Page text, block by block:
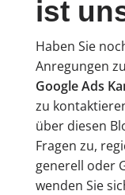
ist
Haben Sie
Anregungen
Google Ads
zu
über diesen
Fragen zu,
generell oder
wenden Sie